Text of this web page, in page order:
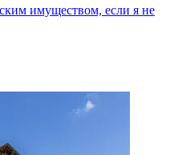
имуществом, если я не